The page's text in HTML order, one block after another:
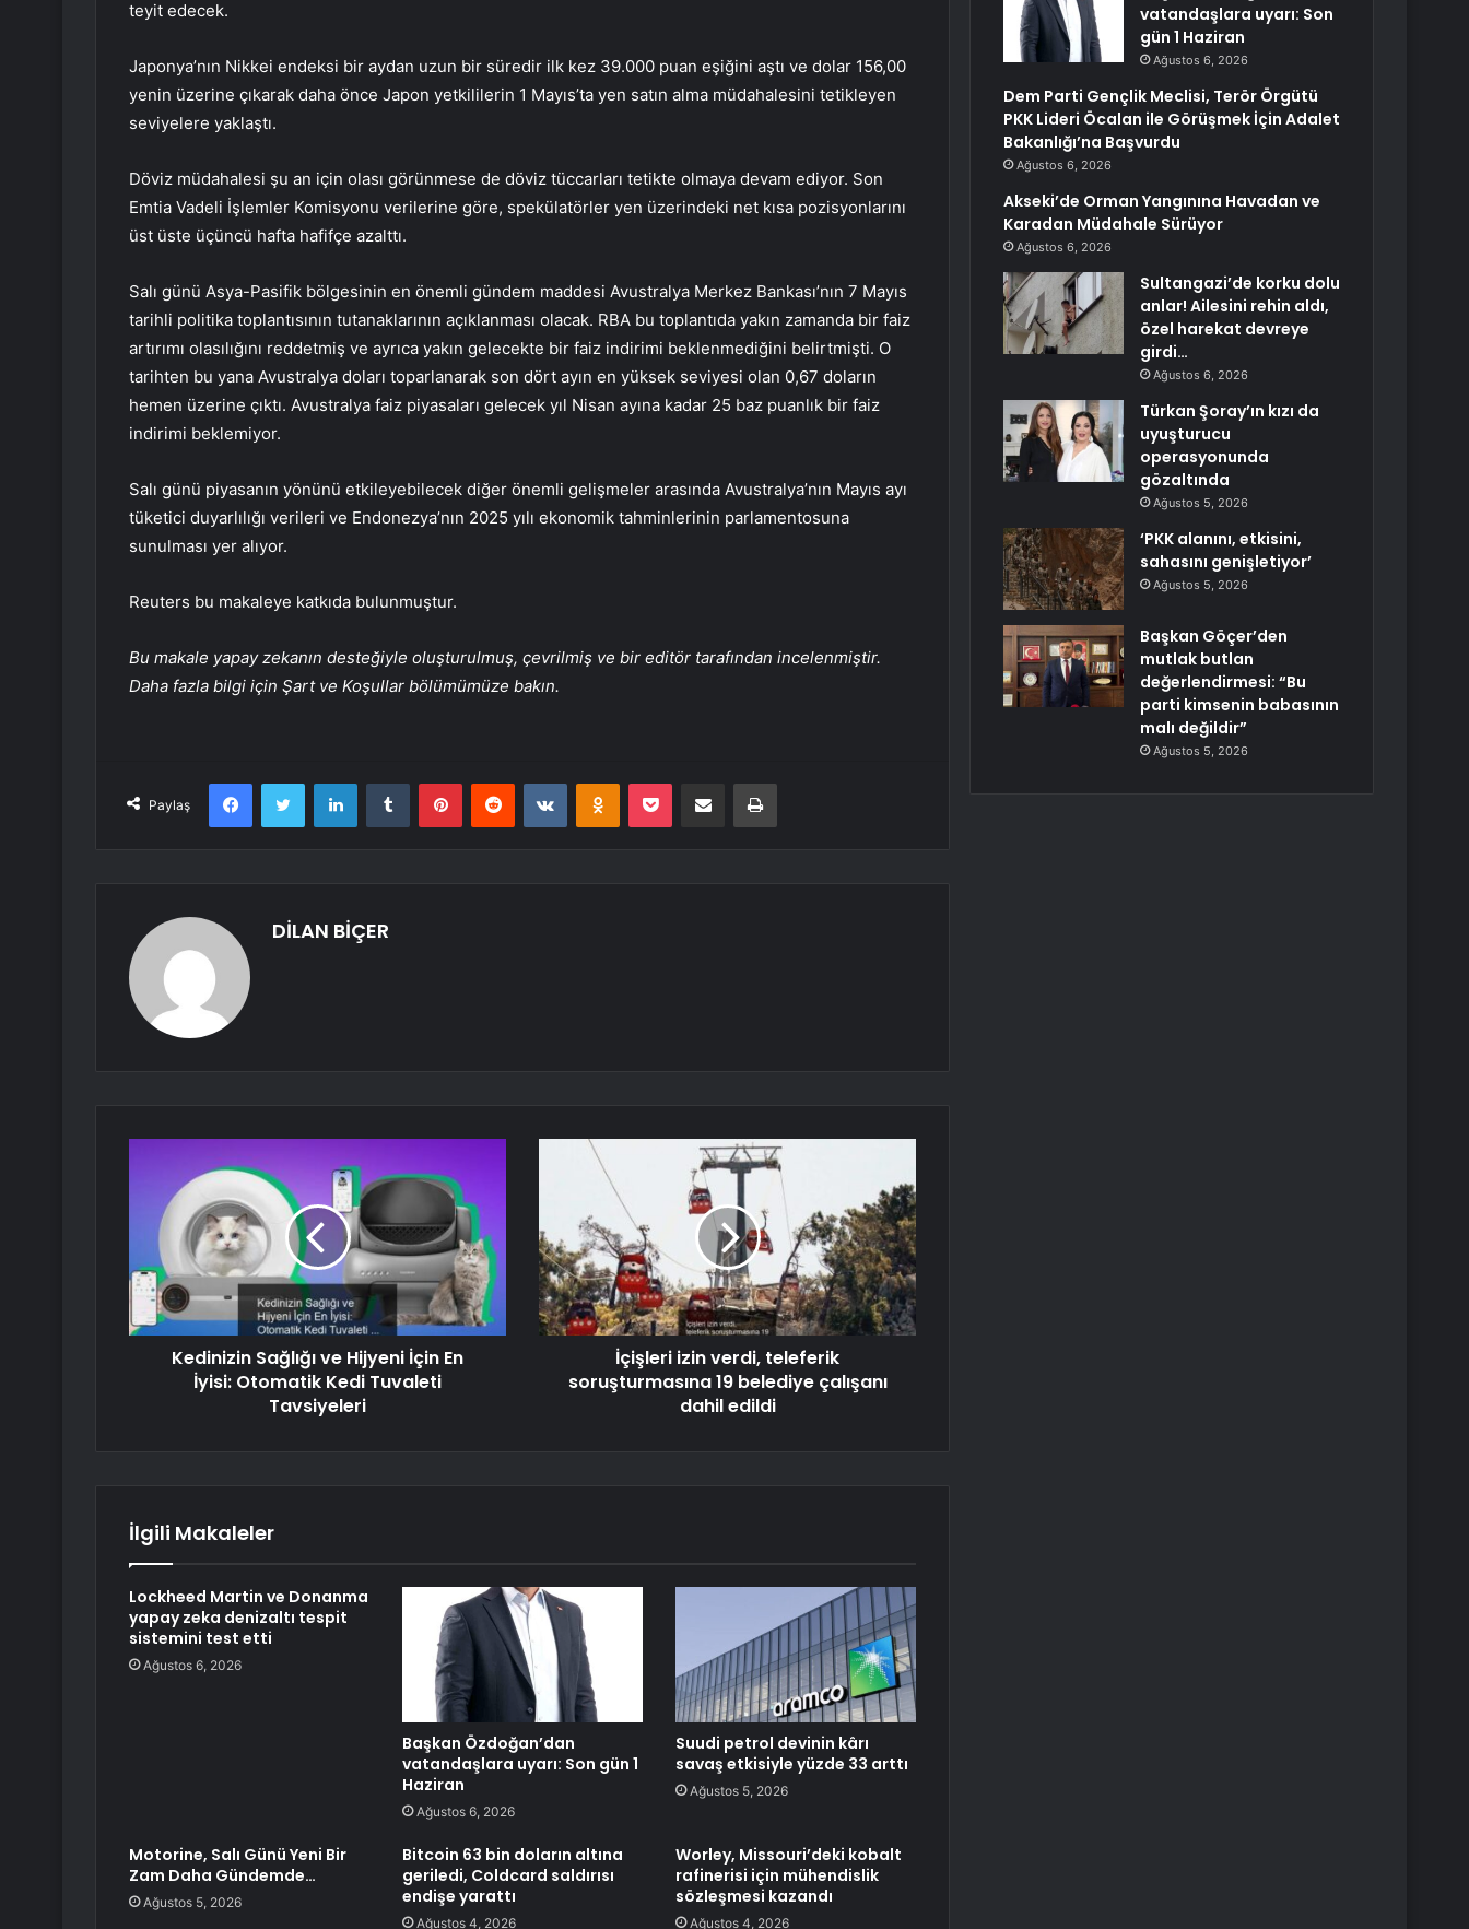
teyit edecek.
Japonya’nın Nikkei endeksi bir aydan uzun bir süredir ilk kez 39.000 puan eşiğini aştı ve dolar 156,00
yenin üzerine çıkarak daha önce Japon yetkililerin 1 Mayıs’ta yen satın alma müdahalesini tetikleyen
seviyelere yaklaştı.
Döviz müdahalesi şu an için olası görünmese de döviz tüccarları tetikte olmaya devam ediyor. Son
Emtia Vadeli İşlemler Komisyonu verilerine göre, spekülatörler yen üzerindeki net kısa pozisyonlarını
üst üste üçüncü hafta hafifçe azalttı.
Salı günü Asya-Pasifik bölgesinin en önemli gündem maddesi Avustralya Merkez Bankası’nın 7 Mayıs
tarihli politika toplantısının tutanaklarının açıklanması olacak. RBA bu toplantıda yakın zamanda bir faiz
artırımı olasılığını reddetmiş ve ayrıca yakın gelecekte bir faiz indirimi beklenmediğini belirtmişti. O
tarihten bu yana Avustralya doları toparlanarak son dört ayın en yüksek seviyesi olan 0,67 doların
hemen üzerine çıktı. Avustralya faiz piyasaları gelecek yıl Nisan ayına kadar 25 baz puanlık bir faiz
indirimi beklemiyor.
Salı günü piyasanın yönünü etkileyebilecek diğer önemli gelişmeler arasında Avustralya’nın Mayıs ayı
tüketici duyarlılığı verileri ve Endonezya’nın 2025 yılı ekonomik tahminlerinin parlamentosuna
sunulması yer alıyor.
Reuters bu makaleye katkıda bulunmuştur.
Bu makale yapay zekanın desteğiyle oluşturulmuş, çevrilmiş ve bir editör tarafından incelenmiştir.
Daha fazla bilgi için Şart ve Koşullar bölümümüze bakın.
Paylaş
FacebookTwitter LinkedInTumblr PinterestReddit VKontakteOdnoklassniki
Pocket E-Posta ile paylaş Yazdır
DİLAN BİÇER
Kedinizin Sağlığı ve Hijyeni İçin En
İyisi: Otomatik Kedi Tuvaleti
Tavsiyeleri
İçişleri izin verdi, teleferik
soruşturmasına 19 belediye çalışanı
dahil edildi
İlgili Makaleler
Lockheed Martin ve Donanma
yapay zeka denizaltı tespit
sistemini test etti
Ağustos 6, 2026
Başkan Özdoğan’dan
vatandaşlara uyarı: Son gün 1
Haziran
Ağustos 6, 2026
Suudi petrol devinin kârı
savaş etkisiyle yüzde 33 arttı
Ağustos 5, 2026
Motorine, Salı Günü Yeni Bir
Zam Daha Gündemde…
Ağustos 5, 2026
Bitcoin 63 bin doların altına
geriledi, Coldcard saldırısı
endişe yarattı
Ağustos 4, 2026
Worley, Missouri’deki kobalt
rafinerisi için mühendislik
sözleşmesi kazandı
Ağustos 4, 2026
vatandaşlara uyarı: Son
gün 1 Haziran
Ağustos 6, 2026
Dem Parti Gençlik Meclisi, Terör Örgütü
PKK Lideri Öcalan ile Görüşmek İçin Adalet
Bakanlığı’na Başvurdu
Ağustos 6, 2026
Akseki’de Orman Yangınına Havadan ve
Karadan Müdahale Sürüyor
Ağustos 6, 2026
Sultangazi’de korku dolu
anlar! Ailesini rehin aldı,
özel harekat devreye
girdi…
Ağustos 6, 2026
Türkan Şoray’ın kızı da
uyuşturucu
operasyonunda
gözaltında
Ağustos 5, 2026
‘PKK alanını, etkisini,
sahasını genişletiyor’
Ağustos 5, 2026
Başkan Göçer’den
mutlak butlan
değerlendirmesi: “Bu
parti kimsenin babasının
malı değildir”
Ağustos 5, 2026